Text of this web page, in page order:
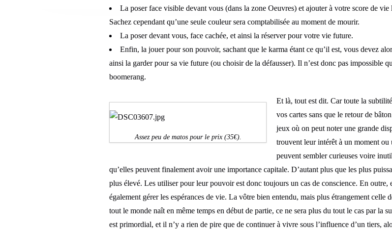
La poser face visible devant vous (dans la zone Oeuvres) et ajouter à votre score de
Sachez cependant qu’une seule couleur sera comptabilisée au moment de mourir.
La poser devant vous, face cachée, et ainsi la réserver pour votre vie future.
Enfin, la jouer pour son pouvoir, sachant que le karma étant ce qu’il est, vous devez
ainsi la garder pour sa vie future (ou choisir de la défausser). Il n’est donc pas impossible
boomerang.
Assez peu de matos pour le prix (35€).
Et là, tout est dit. Car toute la
vos cartes sans que le retour de
jeux où on peut noter une grande
trouvent leur intérêt à un moment
peuvent sembler curieuses voire
qu’elles peuvent finalement avoir une importance capitale. D’autant plus que les plus
plus élevé. Les utiliser pour leur pouvoir est donc toujours un cas de conscience. En outre,
également gérer les espérances de vie. La vôtre bien entendu, mais plus étrangement celle
tout le monde naît en même temps en début de partie, ce ne sera plus du tout le cas par la
est primordial, et il n’y a rien de pire que de continuer à vivre sous l’influence d’un tiers,